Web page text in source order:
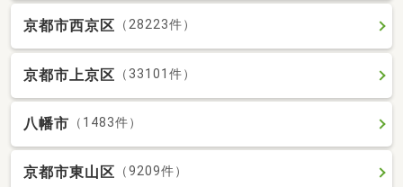
京都市西京区 （28223件）
京都市上京区 （33101件）
八幡市 （1483件）
京都市東山区 （9209件）